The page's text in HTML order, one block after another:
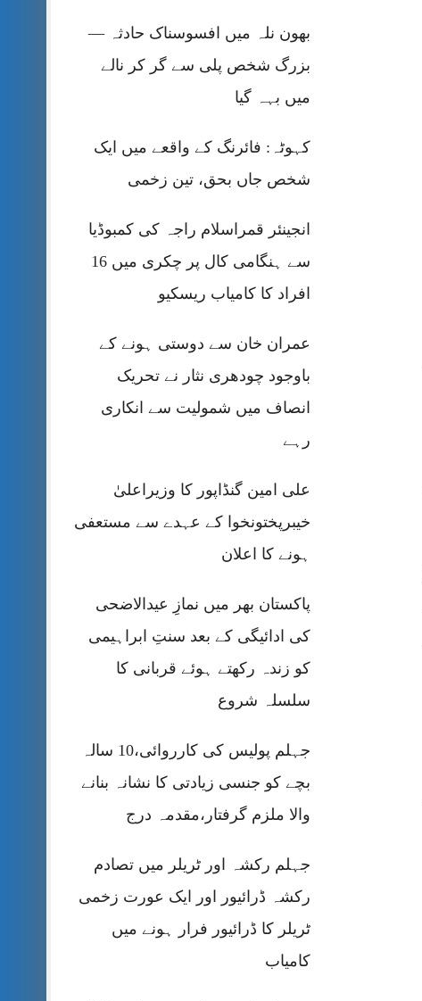
بھون نلہ میں افسوسناک حادثہ —
بزرگ شخص پلی سے گر کر نالے
میں بہہ گیا
کہوٹہ: فائرنگ کے واقعے میں ایک
شخص جاں بحق، تین زخمی
انجینئر قمراسلام راجہ کی کمبوڈیا
سے ہنگامی کال پر چکری میں 16
افراد کا کامیاب ریسکیو
عمران خان سے دوستی ہونے کے
باوجود چودھری نثار نے تحریک
انصاف میں شمولیت سے انکاری
رہے
علی امین گنڈاپور کا وزیراعلیٰ
خیبرپختونخوا کے عہدے سے مستعفی
ہونے کا اعلان
پاکستان بھر میں نمازِ عیدالاضحی
کی ادائیگی کے بعد سنتِ ابراہیمی
کو زندہ رکھتے ہوئے قربانی کا
سلسلہ شروع
جہلم پولیس کی کارروائی،10 سالہ
بچے کو جنسی زیادتی کا نشانہ بنانے
والا ملزم گرفتار،مقدمہ درج
جہلم رکشہ اور ٹریلر میں تصادم
رکشہ ڈرائیور اور ایک عورت زخمی
ٹریلر کا ڈرائیور فرار ہونے میں
کامیاب